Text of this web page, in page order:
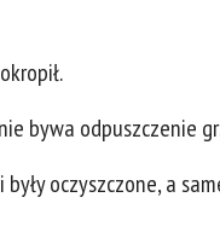
bywa odpuszczenie
oczyszczone, a